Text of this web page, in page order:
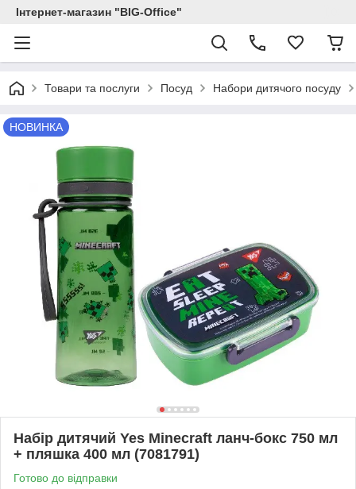
Інтернет-магазин "BIG-Office"
Товари та послуги Посуд Набори дитячого посуду
НОВИНКА
Набір дитячий Yes Minecraft ланч-бокс 750 мл
+ пляшка 400 мл (7081791)
Готово до відправки